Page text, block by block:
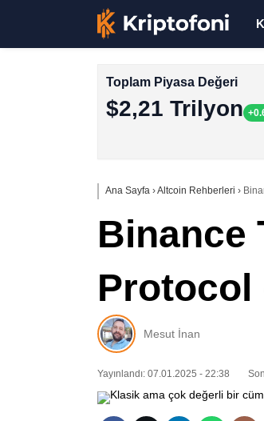
Toplam Piyasa Değeri
$2,21 Trilyon
Ana Sayfa ›Altcoin Rehberleri ›
Binance
Protocol
Mesut İnan
Yayınlandı: 07.01.2025 - 22:38